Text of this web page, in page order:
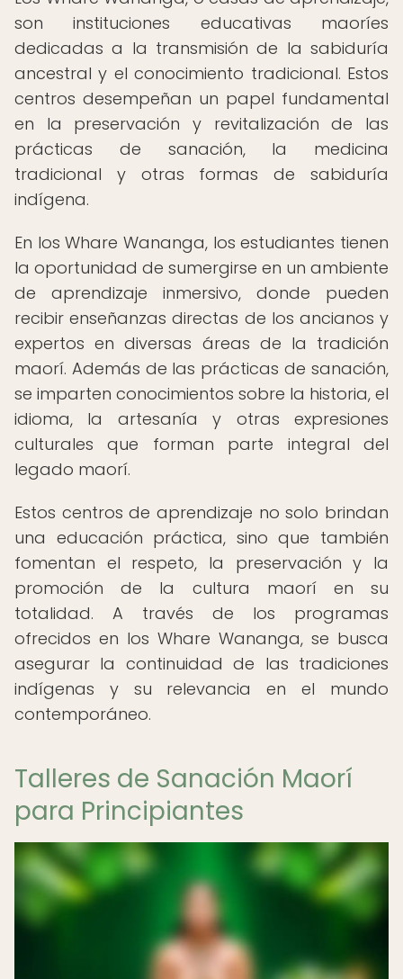
son instituciones educativas maoríes
dedicadas a la transmisión de la sabiduría
ancestral y el conocimiento tradicional. Estos
centros desempeñan un papel fundamental
en la preservación y revitalización de las
prácticas de sanación, la medicina
tradicional y otras formas de sabiduría
indígena.
En los Whare Wananga, los estudiantes tienen
la oportunidad de sumergirse en un ambiente
de aprendizaje inmersivo, donde pueden
recibir enseñanzas directas de los ancianos y
expertos en diversas áreas de la tradición
maorí. Además de las prácticas de sanación,
se imparten conocimientos sobre la historia, el
idioma, la artesanía y otras expresiones
culturales que forman parte integral del
legado maorí.
Estos centros de aprendizaje no solo brindan
una educación práctica, sino que también
fomentan el respeto, la preservación y la
promoción de la cultura maorí en su
totalidad. A través de los programas
ofrecidos en los Whare Wananga, se busca
asegurar la continuidad de las tradiciones
indígenas y su relevancia en el mundo
contemporáneo.
Talleres de Sanación Maorí
para Principiantes